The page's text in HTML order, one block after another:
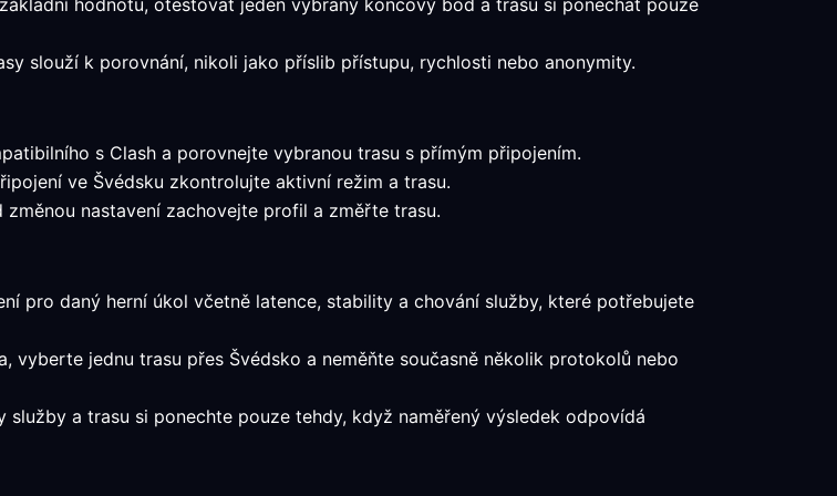
hodnotu, otestovat jeden vybraný koncový bod a trasu si ponechat pouze
slouží k porovnání, nikoli jako příslib přístupu, rychlosti nebo anonymity.
s Clash a porovnejte vybranou trasu s přímým připojením.
ve Švédsku zkontrolujte aktivní režim a trasu.
změnou nastavení zachovejte profil a změřte trasu.
pro daný herní úkol včetně latence, stability a chování služby, které potřebujete
vyberte jednu trasu přes Švédsko a neměňte současně několik protokolů nebo
a trasu si ponechte pouze tehdy, když naměřený výsledek odpovídá